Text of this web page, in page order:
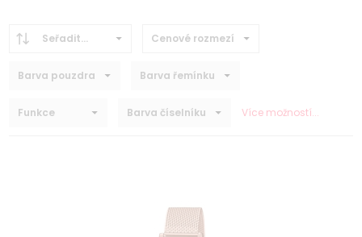
Seřadit... Cenové rozmezí
Barva pouzdra Barva řemínku
Funkce Barva číselníku Více možností...